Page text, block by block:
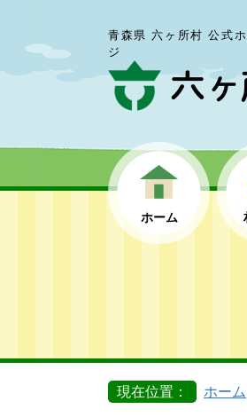
青森県 六ヶ所村 公式
ジ
ホーム
現在位置： ホーム